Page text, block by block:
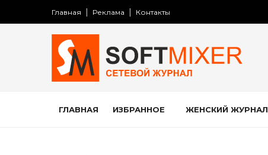
Главная Реклама Контакты
ГЛАВНАЯ ИЗБРАННОЕ ЖЕНСКИЙ ЖУРНАЛ